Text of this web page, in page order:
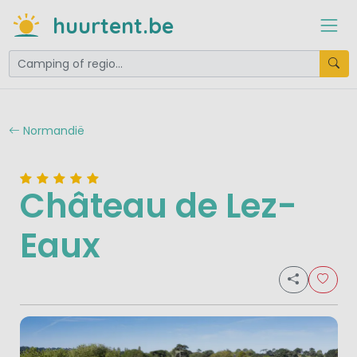
huurtent.be
Normandië
Château de Lez-
Eaux